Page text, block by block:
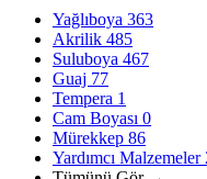
Yağlıboya 363
Akrilik 485
Suluboya 467
Guaj 77
Tempera 1
Cam Boyası 0
Mürekkep 86
Yardımcı Malzemeler